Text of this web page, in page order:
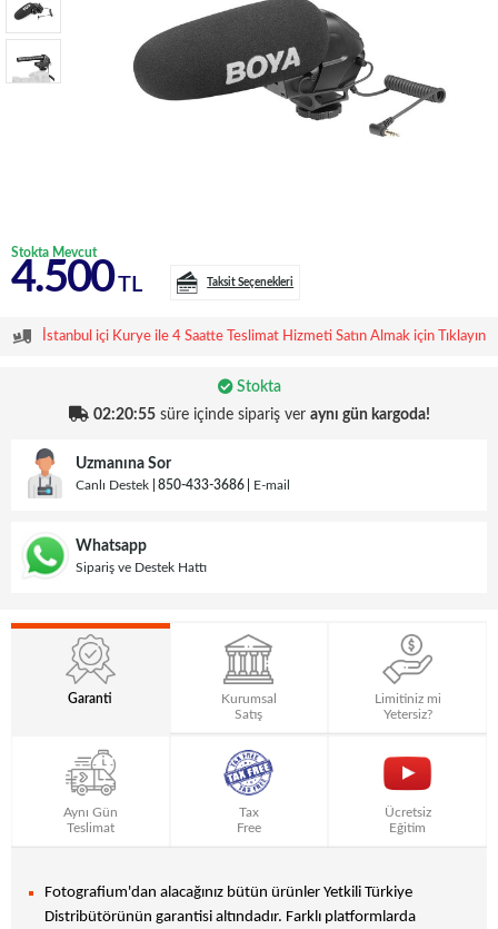
Stokta Mevcut
4.500TL Taksit Seçenekleri
İstanbul içi Kurye ile 4 Saatte Teslimat Hizmeti Satın Almak için Tıklayın
Stokta
02:20:54süre içinde sipariş ver aynı gün kargoda!
Uzmanına Sor
Canlı Destek 850-433-3686 E-mail
Whatsapp
Sipariş ve Destek Hattı
Garanti
Kurumsal
Satış
Limitiniz mi
Yetersiz?
Aynı Gün
Teslimat
Tax
Free
Ücretsiz
Eğitim
Fotografium'dan alacağınız bütün ürünler Yetkili Türkiye
Distribütörünün garantisi altındadır. Farklı platformlarda